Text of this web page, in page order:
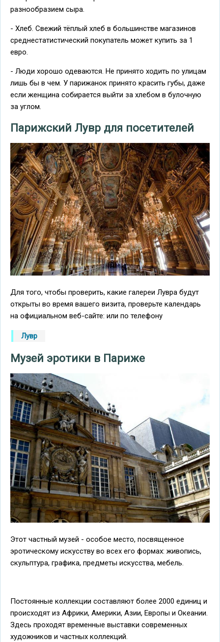
разнообразием сыра.
- Хлеб. Свежий тёплый хлеб в большинстве магазинов
среднестатистический покупатель может купить за 1
евро.
- Люди хорошо одеваются. Не принято ходить по улицам
лишь бы в чем. У парижанок принято красить губы, даже
если женщина собирается выйти за хлебом в булочную
за углом.
Парижский Лувр для посетителей
Для того, чтобы проверить, какие галереи Лувра будут
открыты во время вашего визита, проверьте календарь
на официальном веб-сайте: или по телефону
Лувр
Музей эротики в Париже
Этот частный музей - особое место, посвященное
эротическому искусству во всех его формах: живопись,
скульптура, графика, предметы искусства, мебель.
Постоянные коллекции составляют более 2000 единиц и
происходят из Африки, Америки, Азии, Европы и Океании.
Здесь проходят временные выставки современных
художников и частных коллекций.